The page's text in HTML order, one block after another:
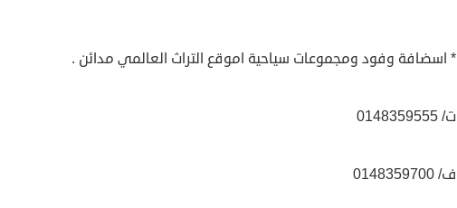
* اسضافة وفود ومجموعات سياحية اموقع التراث العالمي مدائن .
ت/ 0148359555
ف/ 0148359700